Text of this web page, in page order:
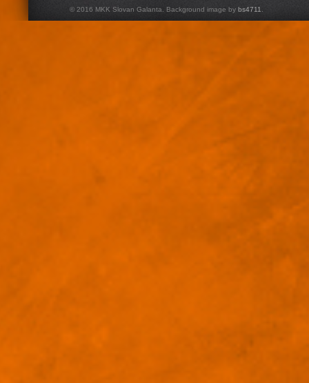
© 2016 MKK Slovan Galanta. Background image by bs4711